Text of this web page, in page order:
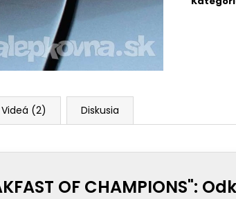
Videá (2) Diskusia
OF CHAMPIONS":